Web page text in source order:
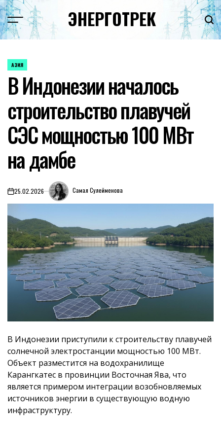
Перейти
к
содержимому
ЭНЕРГОТРЕК
ОПУБЛИКОВАНО
АЗИЯ
В Индонезии началось
строительство плавучей
СЭС мощностью 100 МВт
на дамбе
on25.02.2026 Самал Сулейменова
В Индонезии приступили к строительству плавучей
солнечной электростанции мощностью 100 МВт.
Объект разместится на водохранилище
Карангкатес в провинции Восточная Ява, что
является примером интеграции возобновляемых
источников энергии в существующую водную
инфраструктуру.